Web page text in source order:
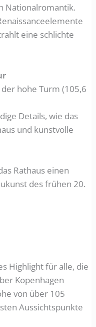
Nationalromantik.
eine schlichte
hohe Turm (105,6
Details, wie das
und kunstvolle
Rathaus einen
des frühen 20.
Highlight für alle, die
Kopenhagen
von über 105
Aussichtspunkte